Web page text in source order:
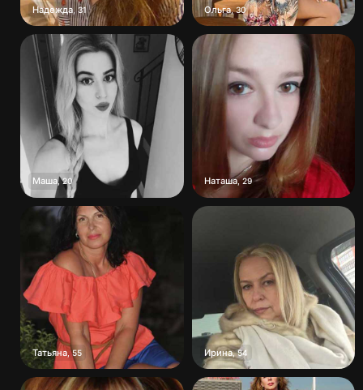
Надежда ,31 Ольга,30
Маша,20 Наташа,29
Татьяна ,55 Ирина,54